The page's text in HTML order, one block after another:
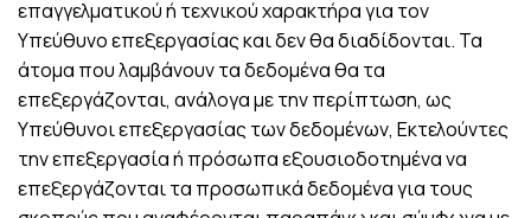
επαγγελματικού ή τεχνικού χαρακτήρα για τον
Υπεύθυνο επεξεργασίας και δεν θα διαδίδονται. Τα
άτομα που λαμβάνουν τα δεδομένα θα τα
επεξεργάζονται, ανάλογα με την περίπτωση, ως
Υπεύθυνοι επεξεργασίας των δεδομένων, Εκτελούντες
την επεξεργασία ή πρόσωπα εξουσιοδοτημένα να
επεξεργάζονται τα προσωπικά δεδομένα για τους